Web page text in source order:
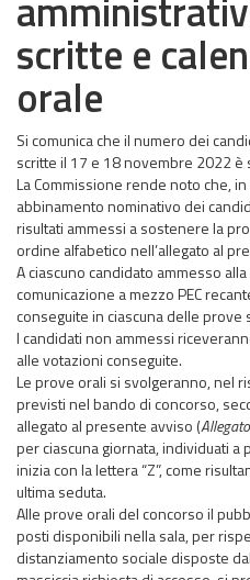
scritte e
orale
Si comunica che il numero dei
scritte il 17 e 18 novembre 2022 è
La Commissione rende noto che,
abbinamento nominativo dei
risultati ammessi a sostenere la
ordine alfabetico nell’allegato al
A ciascuno candidato ammesso
comunicazione a mezzo PEC
conseguite in ciascuna delle prove
I candidati non ammessi
alle votazioni conseguite.
Le prove orali si svolgeranno, nel
previsti nel bando di concorso,
allegato al presente avviso (
per ciascuna giornata, individuati a
inizia con la lettera “Z”, come
ultima seduta.
​​​​​​​Alle prove orali del concorso il
posti disponibili nella sala, per
distanziamento sociale disposte